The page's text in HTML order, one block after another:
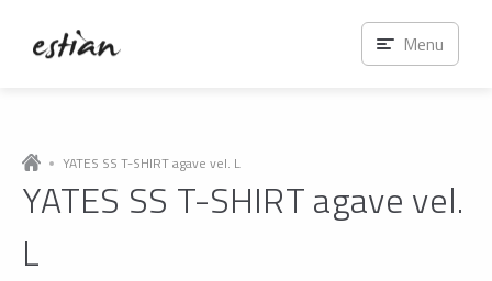
YATES SS T-SHIRT agave vel. L
YATES SS T-SHIRT agave vel.
L
Menu